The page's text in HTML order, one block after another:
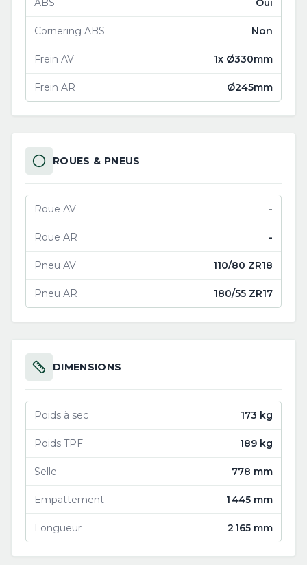
ABS Oui
Cornering ABS Non
Frein AV 1x Ø330mm
Frein AR Ø245mm
ROUES & PNEUS
Roue AV -
Roue AR -
Pneu AV 110/80 ZR18
Pneu AR 180/55 ZR17
DIMENSIONS
Poids à sec 173 kg
Poids TPF 189 kg
Selle 778 mm
Empattement 1 445 mm
Longueur 2 165 mm